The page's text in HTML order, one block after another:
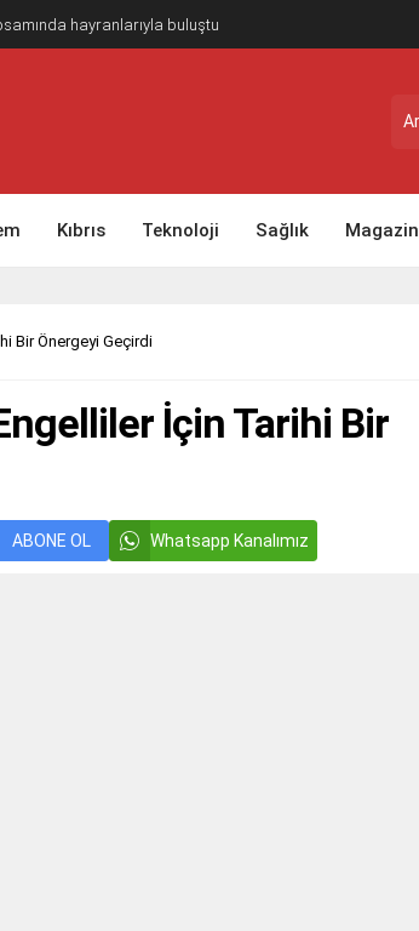
hayranlarıyla buluştu
Kıbrıs Teknoloji Sağlık Magazin
Bir Önergeyi Geçirdi
İçin Tarihi Bir
ABONE OL Whatsapp Kanalımız